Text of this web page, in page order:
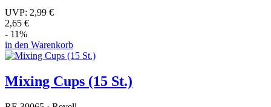
UVP: 2,99 €
2,65 €
- 11%
in den Warenkorb
Mixing Cups (15 St.)